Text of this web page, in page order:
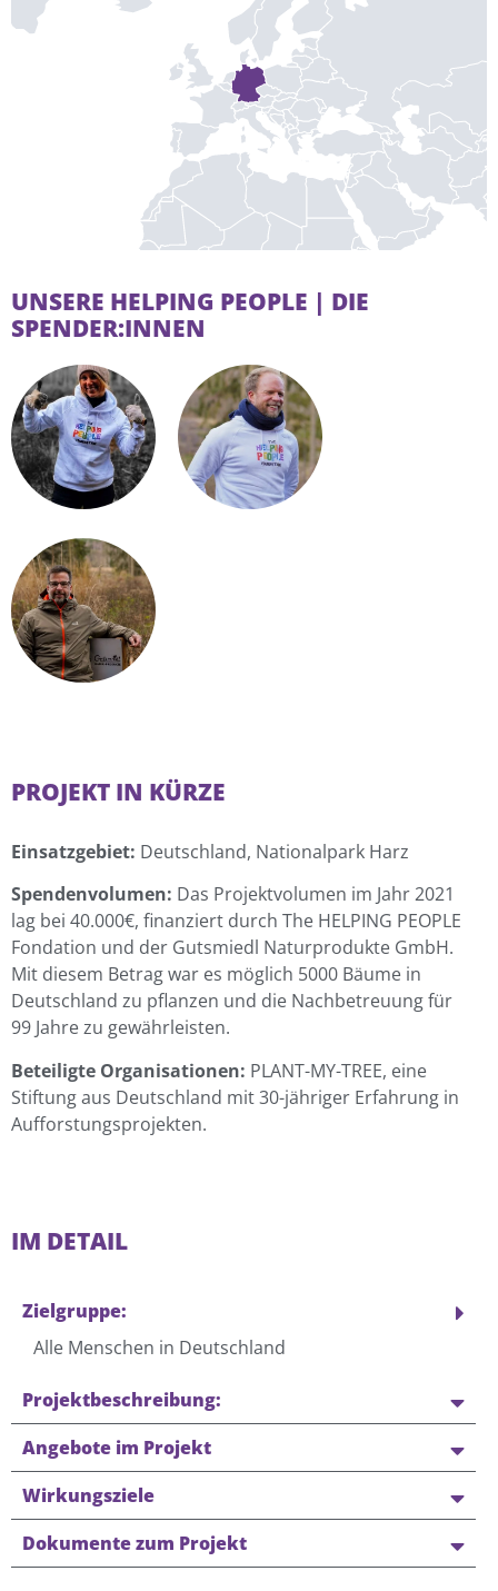
UNSERE HELPING PEOPLE | DIE
SPENDER:INNEN
PROJEKT IN KÜRZE
Einsatzgebiet: Deutschland, Nationalpark Harz
Spendenvolumen: Das Projektvolumen im Jahr 2021
lag bei 40.000€, finanziert durch The HELPING PEOPLE
Fondation und der Gutsmiedl Naturprodukte GmbH.
Mit diesem Betrag war es möglich 5000 Bäume in
Deutschland zu pflanzen und die Nachbetreuung für
99 Jahre zu gewährleisten.
Beteiligte Organisationen: PLANT-MY-TREE, eine
Stiftung aus Deutschland mit 30-jähriger Erfahrung in
Aufforstungsprojekten.
IM DETAIL
Zielgruppe:
Alle Menschen in Deutschland
Projektbeschreibung:
Angebote im Projekt
Wirkungsziele
Dokumente zum Projekt